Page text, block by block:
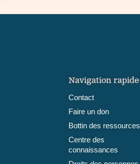
Navigation rapide
Contact
Faire un don
Bottin des ressources
Centre des
connaissances